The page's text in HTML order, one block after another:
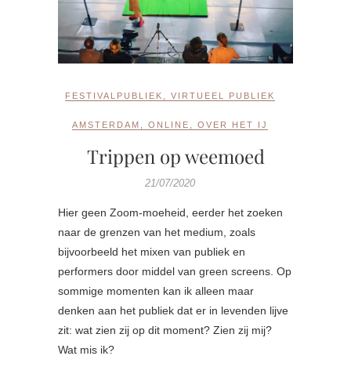
FESTIVALPUBLIEK VIRTUEEL PUBLIEK
AMSTERDAM ONLINE OVER HET IJ
Trippen op weemoed
21/07/2020
Hier geen Zoom-moeheid, eerder het zoeken
naar de grenzen van het medium, zoals
bijvoorbeeld het mixen van publiek en
performers door middel van green screens. Op
sommige momenten kan ik alleen maar
denken aan het publiek dat er in levenden lijve
zit: wat zien zij op dit moment? Zien zij mij?
Wat mis ik?